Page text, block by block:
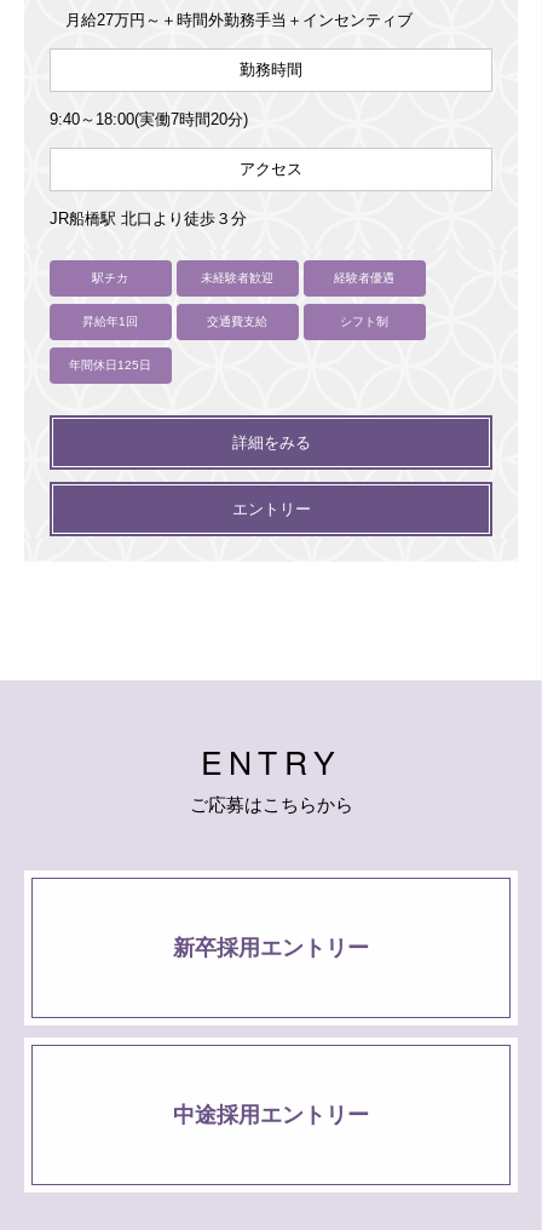
月給27万円～＋時間外勤務手当＋インセンティブ
勤務時間
9:40～18:00(実働7時間20分)
アクセス
JR船橋駅 北口より徒歩３分
駅チカ 未経験者歓迎 経験者優遇
昇給年1回 交通費支給 シフト制
年間休日125日
詳細をみる
エントリー
E NT RY
ご応募はこ ち らから
新卒採用エントリー
中途採用エントリー